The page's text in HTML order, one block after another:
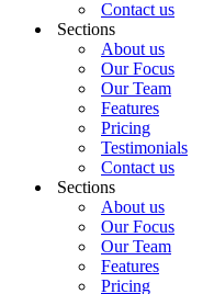
Contact us
Sections
About us
Our Focus
Our Team
Features
Pricing
Testimonials
Contact us
Sections
About us
Our Focus
Our Team
Features
Pricing